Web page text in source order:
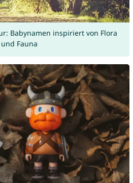
Babynamen inspiriert von Flora
und Fauna